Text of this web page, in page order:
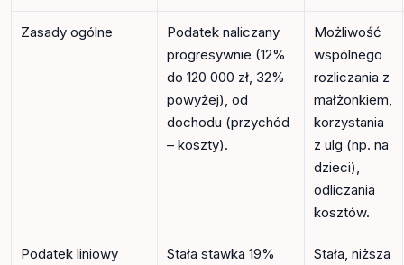
Zasady ogólne
Podatek naliczany
progresywnie (12%
do 120 000 zł, 32%
powyżej), od
dochodu (przychód
– koszty).
Możliwość
wspólnego
rozliczania z
małżonkiem,
korzystania
z ulg (np. na
dzieci),
odliczania
kosztów.
Podatek liniowy
Stała stawka 19%
Stała, niższa